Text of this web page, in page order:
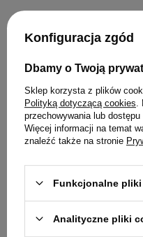
Konfiguracja zgód
Dbamy o Twoją
Sklep korzysta z plików
Polityką dotyczącą cookies
przechowywania lub
Więcej informacji na temat
znaleźć także na stronie
Funkcjonalne
Analityczne pliki